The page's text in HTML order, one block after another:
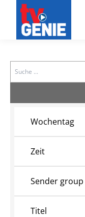
Search
Wochentag
Zeit
Sender group
Titel